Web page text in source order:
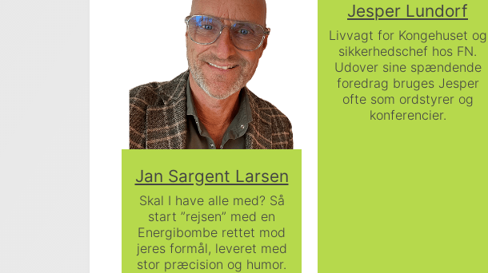
Jan Sargent Larsen
Skal I have alle med? Så
start ”rejsen” med en
Energibombe rettet mod
jeres formål, leveret med
stor præcision og humor.
Jesper Lundorf
Livvagt for Kongehuset og
sikkerhedschef hos FN.
Udover sine spændende
foredrag bruges Jesper
ofte som ordstyrer og
konferencier.